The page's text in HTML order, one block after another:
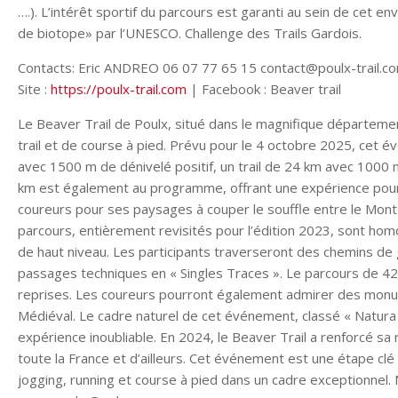
….). L’intérêt sportif du parcours est garanti au sein de cet
de biotope» par l’UNESCO. Challenge des Trails Gardois.
Contacts: Eric ANDREO 06 07 77 65 15 contact@poulx-
Site : https://poulx-trail.com | Facebook : Beaver trail
Le Beaver Trail de Poulx, situé dans le magnifique
trail et de course à pied. Prévu pour le 4 octobre 2025, cet
avec 1500 m de dénivelé positif, un trail de 24 km avec
km est également au programme, offrant une expérience
coureurs pour ses paysages à couper le souffle entre le
parcours, entièrement revisités pour l’édition 2023, sont
de haut niveau. Les participants traverseront des chemins
passages techniques en « Singles Traces ». Le parcours de
reprises. Les coureurs pourront également admirer des
Médiéval. Le cadre naturel de cet événement, classé «
expérience inoubliable. En 2024, le Beaver Trail a renforcé
toute la France et d’ailleurs. Cet événement est une étape
jogging, running et course à pied dans un cadre